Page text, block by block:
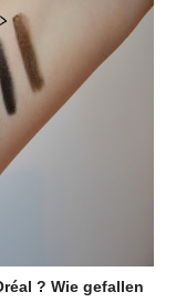
? Wie gefallen